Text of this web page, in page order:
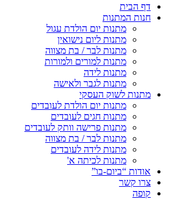
דף הבית
חנות המתנות
מתנות יום הולדת עגול
מתנות ליום נישואין
מתנות לבר / בת מצווה
מתנות למורים ולמורות
מתנות לידה
מתנות לגבר ולאישה
מתנות לשוק העסקי
מתנות יום הולדת לעובדים
מתנות חגים לעובדים
מתנות פרישה וותק לעובדים
מתנות לבר / בת מצווה
מתנות לידה לעובדים
מתנות לכיתה א'
אודות “ביום-בו”
צרו קשר
קופה